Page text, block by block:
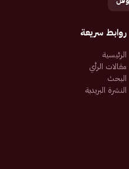
روابط سريعة
الرئيسية
مقالات الرأي
البحث
النشرة البريدية